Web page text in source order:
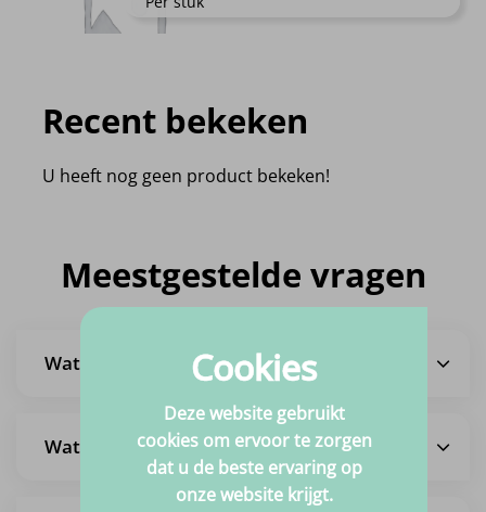
Recent bekeken
U heeft nog geen product bekeken!
Meestgestelde vragen
Wat is de levertijd?
Wat zijn de verzendkosten?
Cookies
Deze website gebruikt
cookies om ervoor te zorgen
dat u de beste ervaring op
onze website krijgt.